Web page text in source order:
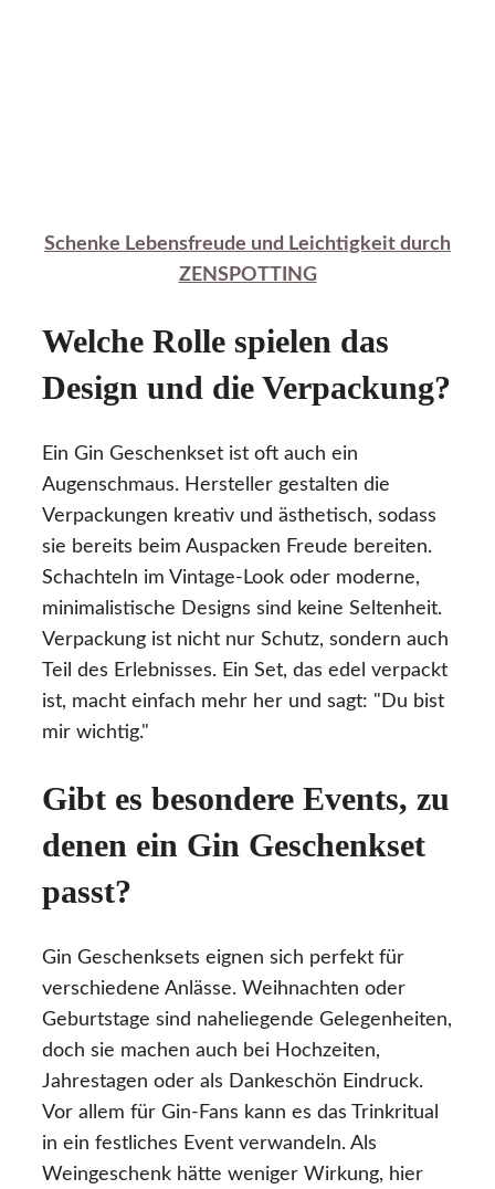
Schenke Lebensfreude und Leichtigkeit durch
ZENSPOTTING
Welche Rolle spielen das
Design und die Verpackung?
Ein Gin Geschenkset ist oft auch ein
Augenschmaus. Hersteller gestalten die
Verpackungen kreativ und ästhetisch, sodass
sie bereits beim Auspacken Freude bereiten.
Schachteln im Vintage-Look oder moderne,
minimalistische Designs sind keine Seltenheit.
Verpackung ist nicht nur Schutz, sondern auch
Teil des Erlebnisses. Ein Set, das edel verpackt
ist, macht einfach mehr her und sagt: "Du bist
mir wichtig."
Gibt es besondere Events, zu
denen ein Gin Geschenkset
passt?
Gin Geschenksets eignen sich perfekt für
verschiedene Anlässe. Weihnachten oder
Geburtstage sind naheliegende Gelegenheiten,
doch sie machen auch bei Hochzeiten,
Jahrestagen oder als Dankeschön Eindruck.
Vor allem für Gin-Fans kann es das Trinkritual
in ein festliches Event verwandeln. Als
Weingeschenk hätte weniger Wirkung, hier